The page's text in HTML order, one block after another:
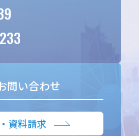
問い合わせ
資料請求